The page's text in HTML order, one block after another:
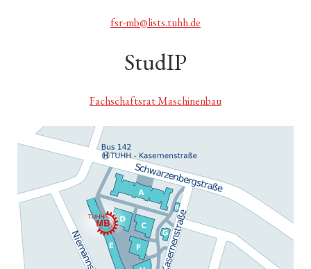
fsr-mb@lists.tuhh.de
StudIP
Fachschaftsrat Maschinenbau